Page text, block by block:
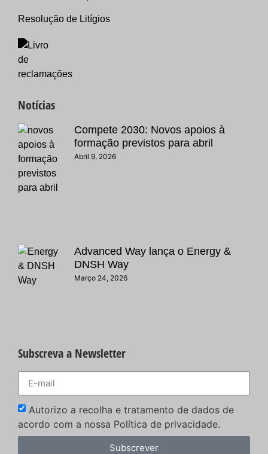
Resolução de Litígios
Notícias
Compete 2030: Novos apoios à
formação previstos para abril
Abril 9, 2026
Advanced Way lança o Energy &
DNSH Way
Março 24, 2026
Subscreva a Newsletter
Autorizo a recolha e tratamento de dados de
acordo com a nossa Política de privacidade.
Subscrever